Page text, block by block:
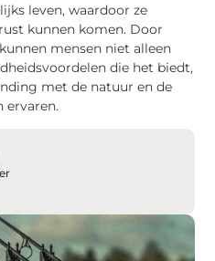
leven, waardoor ze
kunnen komen. Door
mensen niet alleen
die het biedt,
met de natuur en de
ervaren.